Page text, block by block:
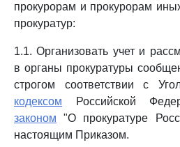
прокурорам и прокурорам
прокуратур:
1.1. Организовать учет и
в органы прокуратуры
строгом соответствии с
кодексом Российской
законом "О прокуратуре
настоящим Приказом.